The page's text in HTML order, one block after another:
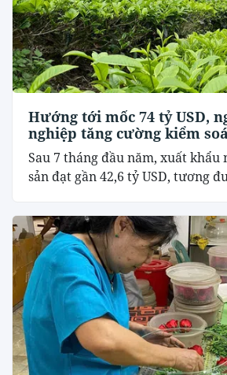
Hướng tới mốc 74 tỷ USD,
nghiệp tăng cường kiểm
Sau 7 tháng đầu năm, xuất khẩu
sản đạt gần 42,6 tỷ USD, tương